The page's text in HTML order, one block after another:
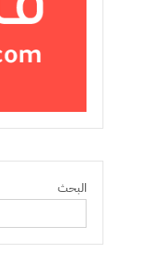
البحث